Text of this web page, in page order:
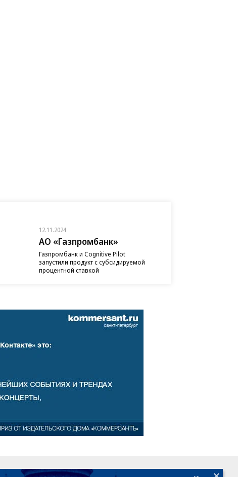
12.11.2024
АО «Газпромбанк»
Газпромбанк и Cognitive Pilot
запустили продукт с субсидируемой
процентной ставкой